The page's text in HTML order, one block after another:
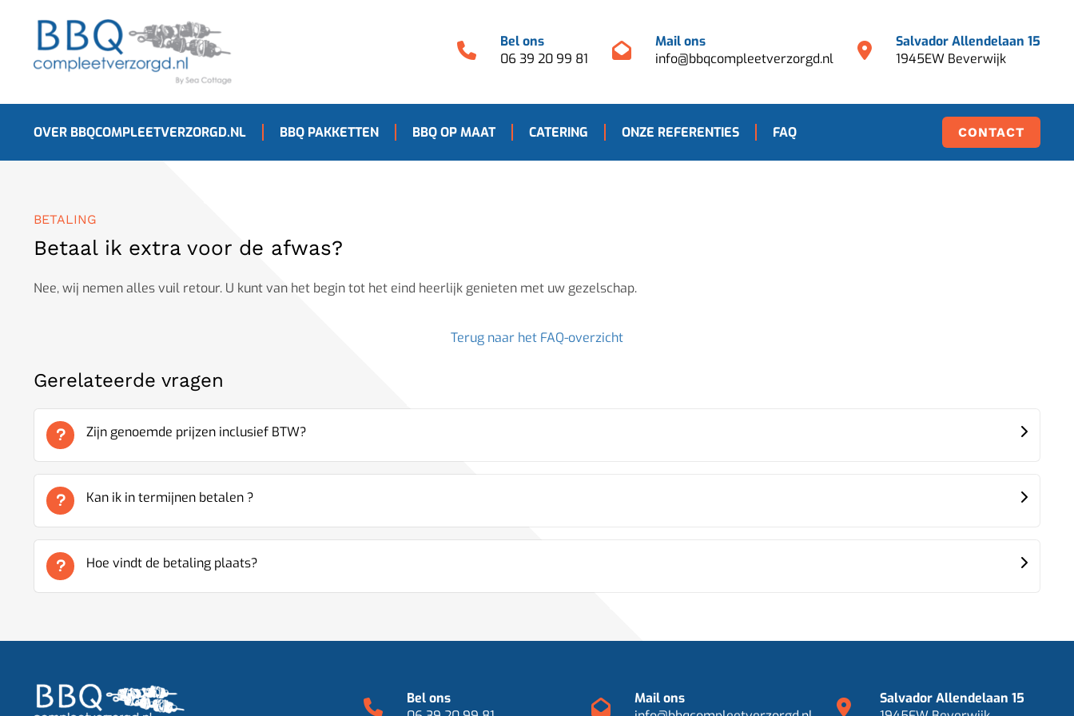
Bel ons
06 39 20 99 81
Mail ons
info@bbqcompleetverzorgd.nl
Salvador Allendelaan 15
1945EW Beverwijk
OVER BBQCOMPLEETVERZORGD.NL BBQ PAKKETTEN BBQ OP MAAT CATERING ONZE REFERENTIES FAQ CONTACT
BETALING
Betaal ik extra voor de afwas?
Nee, wij nemen alles vuil retour. U kunt van het begin tot het eind heerlijk genieten met uw gezelschap.
Terug naar het FAQ-overzicht
Gerelateerde vragen
Zijn genoemde prijzen inclusief BTW?
Kan ik in termijnen betalen ?
Hoe vindt de betaling plaats?
Bel ons
Mail ons
Salvador Allendelaan 15